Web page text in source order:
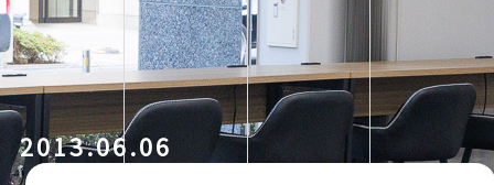
2013.06.06